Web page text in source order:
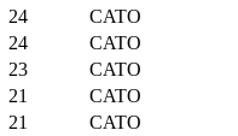
24
CATO
24
CATO
23
CATO
21
CATO
21
CATO